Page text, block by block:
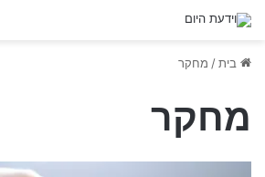
בית/ מחקר
מחקר